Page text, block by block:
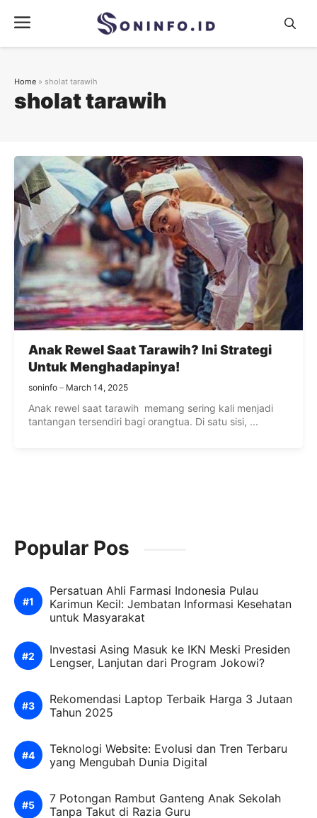
content
Menu
sholat tarawih
Home » sholat tarawih
Anak Rewel Saat Tarawih? Ini Strategi
Untuk Menghadapinya!
soninfo March 14, 2025
Anak rewel saat tarawih memang sering kali menjadi
tantangan tersendiri bagi orangtua. Di satu sisi, ...
Popular Pos
Persatuan Ahli Farmasi Indonesia Pulau
Karimun Kecil: Jembatan Informasi Kesehatan
untuk Masyarakat
Investasi Asing Masuk ke IKN Meski Presiden
Lengser, Lanjutan dari Program Jokowi?
Rekomendasi Laptop Terbaik Harga 3 Jutaan
Tahun 2025
Teknologi Website: Evolusi dan Tren Terbaru
yang Mengubah Dunia Digital
7 Potongan Rambut Ganteng Anak Sekolah
Tanpa Takut di Razia Guru